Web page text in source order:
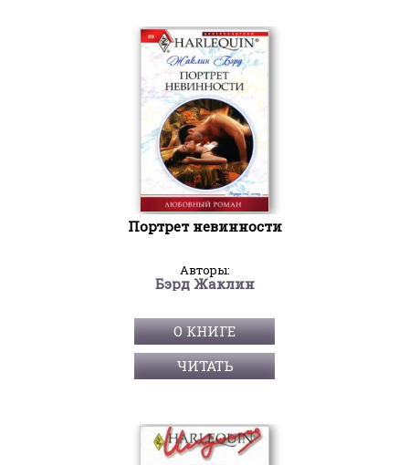
Портрет невинности
Авторы:
Бэрд Жаклин
О КНИГЕ
ЧИТАТЬ